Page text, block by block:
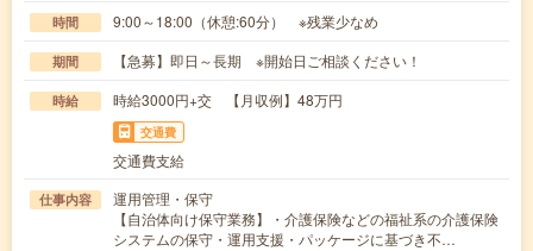
時間 9:00～18:00（休憩:60分） ※残業少なめ
期間 【急募】即日～長期 ※開始日ご相談ください！
時給 時給3000円+交 【月収例】48万円
交通費
交通費支給
仕事内容
運用管理・保守
【自治体向け保守業務】・介護保険などの福祉系の介護保険
システムの保守・運用支援・パッケージに基づき不…